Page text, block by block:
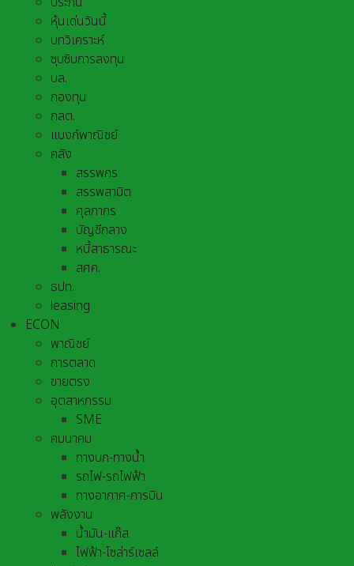
หุ้นเด่นวันนี้
บทวิเคราะห์
ซุบซิบการลงทุน
บล.
กองทุน
กลต.
แบงก์พาณิชย์
คลัง
สรรพกร
สรรพสามิต
ศุลกากร
บัญชีกลาง
หนี้สาธารณะ
สศค.
ธปท.
leasing
ECON
พาณิชย์
การตลาด
ขายตรง
อุตสาหกรรม
SME
คมนาคม
ทางบก-ทางน้ำ
รถไฟ-รถไฟฟ้า
ทางอากาศ-การบิน
พลังงาน
น้ำมัน-แก๊ส
ไฟฟ้า-โซล่าร์เซลล์